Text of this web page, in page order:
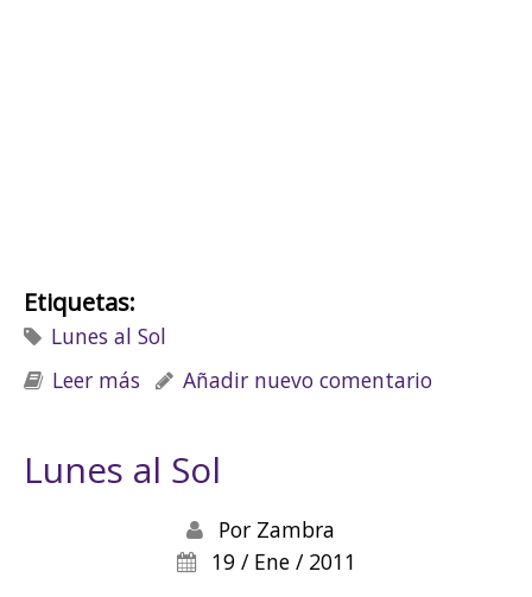
Etiquetas:
Lunes al Sol
Leer más sobre Lunes al Sol
Añadir nuevo comentario
Lunes al Sol
Por Zambra
19 / Ene / 2011